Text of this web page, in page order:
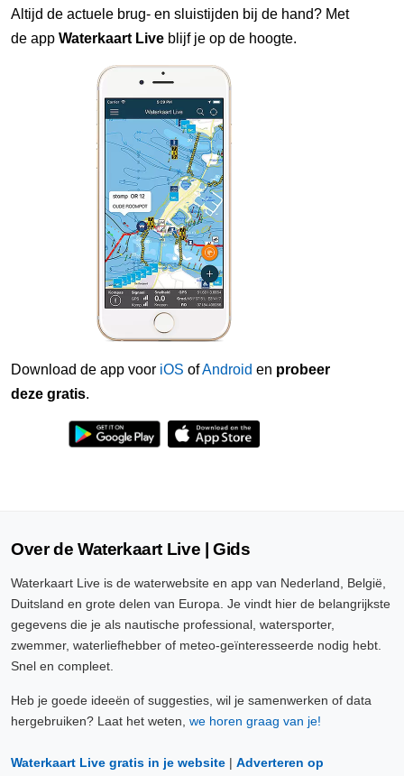
Altijd de actuele brug- en sluistijden bij de hand? Met
de app Waterkaart Live blijf je op de hoogte.
Download de app voor iOS ofAndroid en probeer
deze gratis.
Over de Waterkaart Live | Gids
Waterkaart Live is de waterwebsite en app van Nederland, België,
Duitsland en grote delen van Europa. Je vindt hier de belangrijkste
gegevens die je als nautische professional, watersporter,
zwemmer, waterliefhebber of meteo-geïnteresseerde nodig hebt.
Snel en compleet.
Heb je goede ideeën of suggesties, wil je samenwerken of data
hergebruiken? Laat het weten, we horen graag van je!
Waterkaart Live gratis in je website | Adverteren op